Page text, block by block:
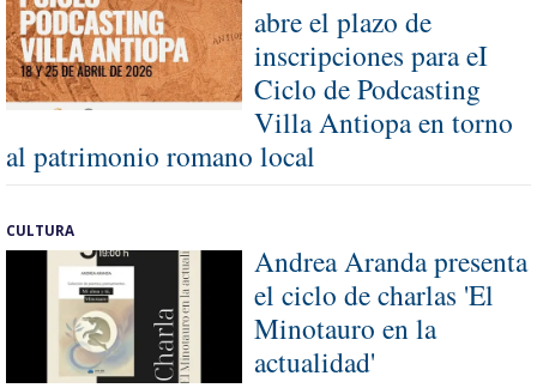
abre el plazo de
inscripciones para eI
Ciclo de Podcasting
Villa Antiopa en torno
al patrimonio romano local
CULTURA
Andrea Aranda presenta
el ciclo de charlas 'El
Minotauro en la
actualidad'